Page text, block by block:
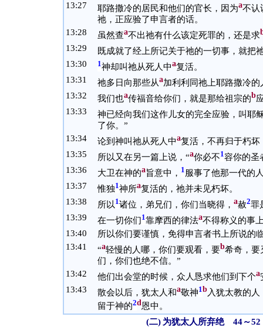
13:27 耶路撒冷的居民和他们的官长，因为a不认
祂，正应验了申言者的话。
13:28 虽然查a不出祂有什么该定死罪的，还是求
13:29
既成就了经上所记关于祂的一切事，就把
13:30 1神却叫祂从死人中a复活。
13:31 祂多日向那些从a加利利同祂上耶路撒冷的
13:32 我们也a传福音给你们，就是那给祖宗的b
13:33
神已经向我们这作儿女的完全应验，叫耶
了你。”
13:34 论到神叫祂从死人中a复活，不再归于朽坏
13:35 所以又在另一篇上说，“a你必不1容你的圣
13:36 大卫在神的a旨意中， 1 服事了他那一代的
13:37 惟独1神所a复活的，祂并未见朽坏。
13:38 所以 1诸位，弟兄们，你们当晓得， a赦2罪
13:39 在一切你们1靠摩西的律法a不得称义的事
13:40
所以你们要谨慎，免得申言者书上所说的
13:41 “a轻慢的人哪，你们要观看，要b希奇，要
们，你们也绝不信。”
13:42 他们出会堂的时候，众人恳求他们到下个a
13:43 散会以后，犹太人和a敬神1b入犹太教的人
留于神的2d恩中。
(二) 为犹太人所弃绝 44～52